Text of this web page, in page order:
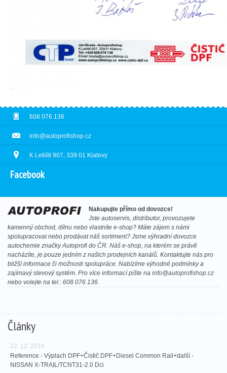
608 076 136
info@autoprofishop.cz
K Letišti 907, 339 01 Klatovy
Facebook
Nakupujte přímo od dovozce!
Jste autoservis, distributor, provozujete
kamenný obchod, dílnu nebo vlastníte e-shop? Máte zájem s námi
spolupracovat nebo prodávat náš sortiment? Jsme výhradní dovozce
autochemie značky Autoprofi do ČR. Náš e-shop, na kterém se právě
nacházíte, je pouze jedním z našich prodejních kanálů. Kontaktujte nás pro
bližší informace či možnosti spolupráce. Nabízíme výhodné podmínky a
zajímavý slevový systém. Pro více informací pište na info@autoprofishop.cz
nebo volejte na tel.: 608 076 136.
Články
22. 12. 2016
Reference - Výplach DPF+Čistič DPF+Diesel Common Rail+další -
NISSAN X-TRAIL/TCNT31-2.0 Dci